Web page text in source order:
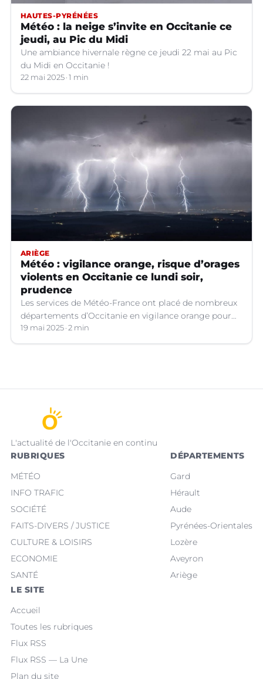
HAUTES-PYRÉNÉES
Météo : la neige s’invite en Occitanie ce
jeudi, au Pic du Midi
Une ambiance hivernale règne ce jeudi 22 mai au Pic
du Midi en Occitanie !
22 mai 2025 1 min
ARIÈGE
Météo : vigilance orange, risque d’orages
violents en Occitanie ce lundi soir,
prudence
Les services de Météo-France ont placé de nombreux
départements d’Occitanie en vigilance orange pour
les orages violents.
19 mai 2025 2 min
L'actualité de l'Occitanie en continu
RUBRIQUES
MÉTÉO
INFO TRAFIC
SOCIÉTÉ
FAITS-DIVERS / JUSTICE
CULTURE & LOISIRS
ECONOMIE
SANTÉ
DÉPARTEMENTS
Gard
Hérault
Aude
Pyrénées-Orientales
Lozère
Aveyron
Ariège
LE SITE
Accueil
Toutes les rubriques
Flux RSS
Flux RSS — La Une
Plan du site